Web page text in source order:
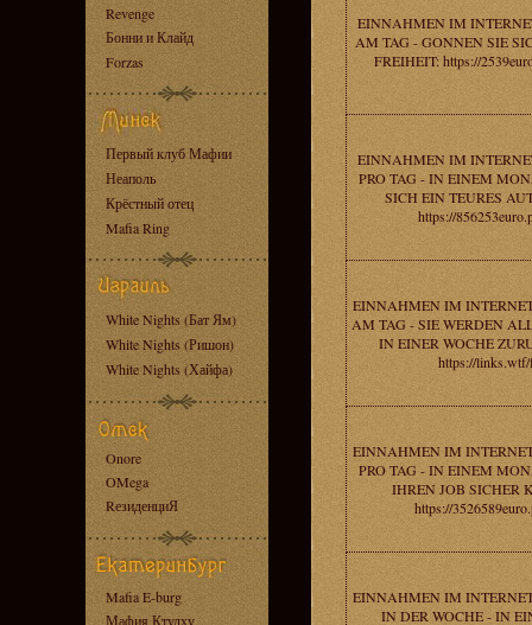
Revenge
Бонни и Клайд
Forzas
Первый клуб Мафии
Неаполь
Крёстный отец
Mafia Ring
White Nights (Бат Ям)
White Nights (Ришон)
White Nights (Хайфа)
Onore
OMega
RезиденциЯ
Mafia E-burg
Мафия Ктулху
EINNAHMEN IM
AM TAG - GONNEN SIE
FREIHEIT: https://
EINNAHMEN IM
PRO TAG - IN EINEM
SICH EIN TEURES
https://
EINNAHMEN IM
AM TAG - SIE WERDEN
IN EINER WOCHE
https://
EINNAHMEN IM
PRO TAG - IN EINEM
IHREN JOB SICHER
https://
EINNAHMEN IM
IN DER WOCHE - IN